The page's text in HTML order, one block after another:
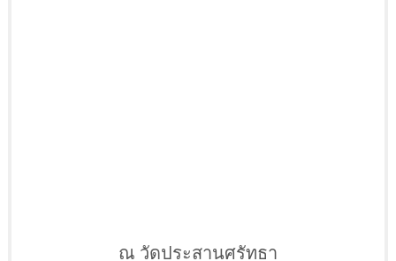
ณ วัดประสานศรัทธา